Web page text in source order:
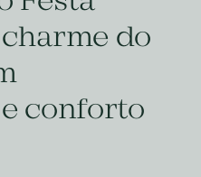
do
conforto